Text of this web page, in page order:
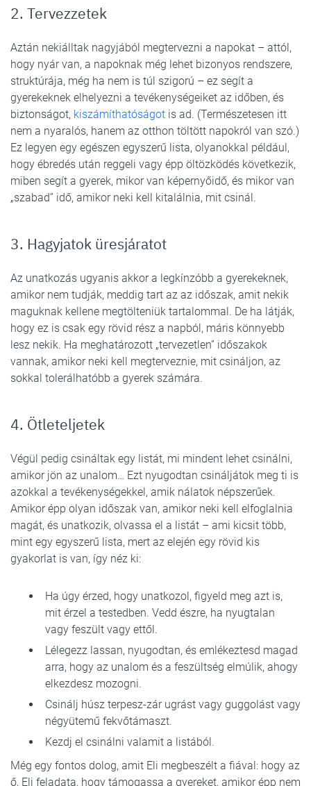
2. Tervezzetek
Aztán nekiálltak nagyjából megtervezni a napokat – attól,
hogy nyár van, a napoknak még lehet bizonyos rendszere,
struktúrája, még ha nem is túl szigorú – ez segít a
gyerekeknek elhelyezni a tevékenységeiket az időben, és
biztonságot, kiszámíthatóságot is ad. (Természetesen itt
nem a nyaralós, hanem az otthon töltött napokról van szó.)
Ez legyen egy egészen egyszerű lista, olyanokkal például,
hogy ébredés után reggeli vagy épp öltözködés következik,
miben segít a gyerek, mikor van képernyőidő, és mikor van
„szabad” idő, amikor neki kell kitalálnia, mit csinál.
3. Hagyjatok üresjáratot
Az unatkozás ugyanis akkor a legkínzóbb a gyerekeknek,
amikor nem tudják, meddig tart az az időszak, amit nekik
maguknak kellene megtölteniük tartalommal. De ha látják,
hogy ez is csak egy rövid rész a napból, máris könnyebb
lesz nekik. Ha meghatározott „tervezetlen” időszakok
vannak, amikor neki kell megterveznie, mit csináljon, az
sokkal tolerálhatóbb a gyerek számára.
4. Ötleteljetek
Végül pedig csináltak egy listát, mi mindent lehet csinálni,
amikor jön az unalom… Ezt nyugodtan csináljátok meg ti is
azokkal a tevékenységekkel, amik nálatok népszerűek.
Amikor épp olyan időszak van, amikor neki kell elfoglalnia
magát, és unatkozik, olvassa el a listát – ami kicsit több,
mint egy egyszerű lista, mert az elején egy rövid kis
gyakorlat is van, így néz ki:
Ha úgy érzed, hogy unatkozol, figyeld meg azt is,
mit érzel a testedben. Vedd észre, ha nyugtalan
vagy feszült vagy ettől.
Lélegezz lassan, nyugodtan, és emlékeztesd magad
arra, hogy az unalom és a feszültség elmúlik, ahogy
elkezdesz mozogni.
Csinálj húsz terpesz-zár ugrást vagy guggolást vagy
négyütemű fekvőtámaszt.
Kezdj el csinálni valamit a listából.
Még egy fontos dolog, amit Eli megbeszélt a fiával: hogy az
ő, Eli feladata, hogy támogassa a gyereket, amikor épp nem